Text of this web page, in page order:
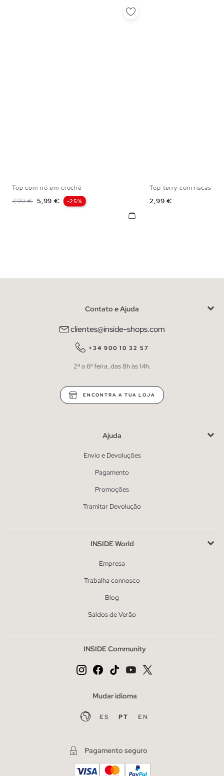
Top com nó em croché
Preço normal
7,99 € Preço
5,99 € -25%
Top terry com riscas
Preço
2,99 €
Contato e Ajuda
clientes@inside-shops.com
+34 900 10 32 57
2ª a 6ª feira, das 8h às 14h.
ENCONTRA A TUA LOJA
Ajuda
Envio e Devoluções
Pagamento
Promoções
Tramitar Devolução
INSIDE World
Empresa
Trabalha connosco
Blog
Saldos de Verão
INSIDE Community
Mudar idioma
ES PT EN
Pagamento seguro